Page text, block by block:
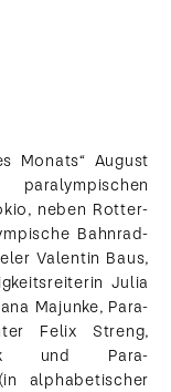
Monats“ August
neben Rotter-
Bahnrad-
Valentin Baus,
Julia
Majunke, Para-
Felix Streng,
und Para-
alphabetischer